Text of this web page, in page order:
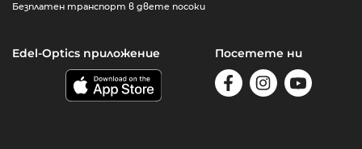
Безплатен транспорт в двете посоки
Edel-Optics приложение Посетете ни